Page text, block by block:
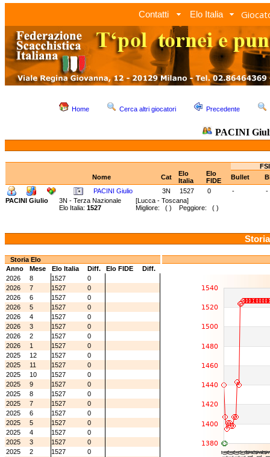
Contatti Elo Italia
Home Cerca altri giocatori Precedente
PACINI
Nome
Cat
Elo
Italia
Elo
FIDE
Bullet
PACINI Giulio
3N 1527 0 -
-
PACINI Giulio
3N - Terza Nazionale [Lucca - Toscana]
Elo Italia: 1527 Migliore: ( ) Peggiore: ( )
Storia Elo
Anno
Mese Elo Italia Diff. Elo FIDE
Diff.
2026
8 1527
0
2026
7 1527
0
2026
6 1527
0
2026
5 1527
0
2026
4 1527
0
2026
3 1527
0
2026
2 1527
0
2026
1 1527
0
2025
12 1527
0
2025
11 1527
0
2025
10 1527
0
2025
9 1527
0
2025
8 1527
0
2025
7 1527
0
2025
6 1527
0
2025
5 1527
0
2025
4 1527
0
2025
3 1527
0
2025
2 1527
0